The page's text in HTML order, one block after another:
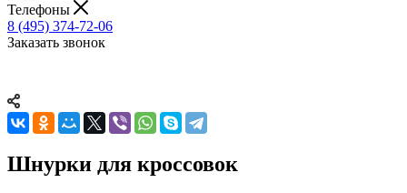
Телефоны
8 (495) 374-72-06
Заказать звонок
Шнурки для кроссовок